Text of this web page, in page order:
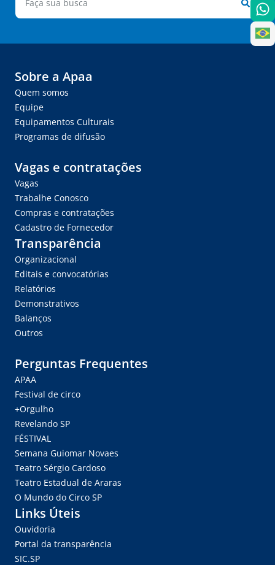
Sobre a Apaa
Quem somos
Equipe
Equipamentos Culturais
Programas de difusão
Vagas e contratações
Vagas
Trabalhe Conosco
Compras e contratações
Cadastro de Fornecedor
Transparência
Organizacional
Editais e convocatórias
Relatórios
Demonstrativos
Balanços
Outros
Perguntas Frequentes
APAA
Festival de circo
+Orgulho
Revelando SP
FÉSTIVAL
Semana Guiomar Novaes
Teatro Sérgio Cardoso
Teatro Estadual de Araras
O Mundo do Circo SP
Links Úteis
Ouvidoria
Portal da transparência
SIC.SP